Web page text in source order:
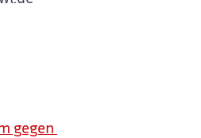
gegen Extremismus in